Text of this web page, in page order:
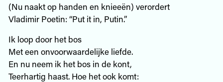
(Nu naakt op handen en knieeën) verordert
Vladimir Poetin: “Put it in, Putin.”
Ik loop door het bos
Met een onvoorwaardelijke liefde.
En nu neem ik het bos in de kont,
Teerhartig haast. Hoe het ook komt: